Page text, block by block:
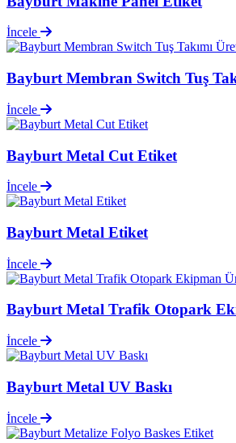
İncele
Bayburt Membran Switch Tuş
İncele
Bayburt Metal Cut Etiket
İncele
Bayburt Metal Etiket
İncele
Bayburt Metal Trafik Otopark
İncele
Bayburt Metal UV Baskı
İncele